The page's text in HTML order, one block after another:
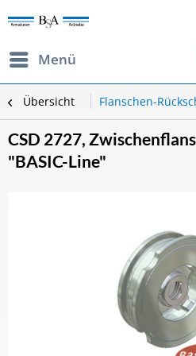
Menü
Übersicht Flanschen-
CSD 2727,
"BASIC-Line"